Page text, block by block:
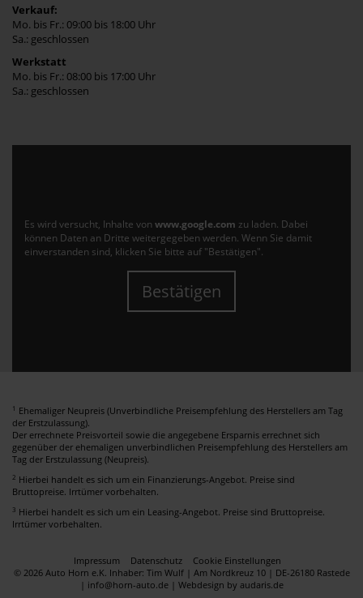
Verkauf:
Mo. bis Fr.: 09:00 bis 18:00 Uhr
Sa.: geschlossen
Werkstatt
Mo. bis Fr.: 08:00 bis 17:00 Uhr
Sa.: geschlossen
Es wird versucht, Inhalte von www.google.com zu laden. Dabei
können Daten an Dritte weitergegeben werden. Wenn Sie damit
einverstanden sind, klicken Sie bitte auf "Bestätigen".
Bestätigen
1 Ehemaliger Neupreis (Unverbindliche Preisempfehlung des Herstellers am Tag
der Erstzulassung).
Der errechnete Preisvorteil sowie die angegebene Ersparnis errechnet sich
gegenüber der ehemaligen unverbindlichen Preisempfehlung des Herstellers am
Tag der Erstzulassung (Neupreis).
2 Hierbei handelt es sich um ein Finanzierungs-Angebot. Preise sind
Bruttopreise. Irrtümer vorbehalten.
3 Hierbei handelt es sich um ein Leasing-Angebot. Preise sind Bruttopreise.
Irrtümer vorbehalten.
Impressum Datenschutz
Cookie Einstellungen
© 2026 Auto Horn e.K. Inhaber: Tim Wulf | Am Nordkreuz 10 | DE-26180 Rastede
| info@horn-auto.de | Webdesign by audaris.de